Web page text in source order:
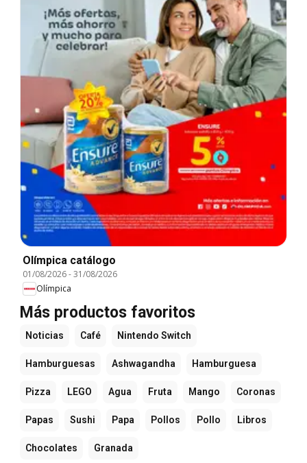
Olímpica catálogo
01/08/2026-31/08/2026
Olímpica
Más productos favoritos
Noticias Café Nintendo Switch
Hamburguesas Ashwagandha Hamburguesa
Pizza LEGO Agua Fruta Mango Coronas
Papas Sushi Papa Pollos Pollo Libros
Chocolates Granada